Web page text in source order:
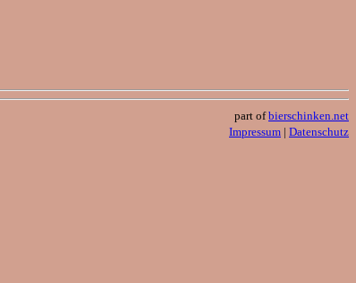
part ofbierschinken.net
Impressum | Datenschutz